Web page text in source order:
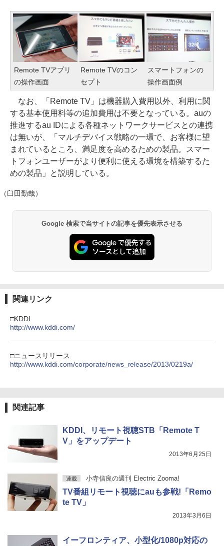
Remote TVアプリ
の操作画面
Remote TVのコン
セプト
スマートフォンの
操作画面例
なお、「Remote TV」は機器購入費用以外、利用に関
する基本使用料等の追加費用は不要となっている。auの
推進するau IDによる各種ネットワークサービスとの連携
は無いが、「マルチデバイス戦略の一環で、お客様に望
まれているところ、満足度を高めるための製品。スマー
トフォンユーザーがより便利に使える環境を構築するた
めの製品」と説明している。
（臼田勤哉）
Google 検索で当サイトの記事を優先表示させる
関連リンク
□KDDI
http://www.kddi.com/
□ニュースリリース
http://www.kddi.com/corporate/news_release/2013/0219a/
関連記事
KDDI、リモート視聴STB「Remote T
V」をアップデート
2013年6月25日
連載 小寺信良の週刊 Electric Zooma!
TV番組リモート視聴にauも参戦!「Remo
te TV」
2013年3月6日
イーフロンティア、小型化/1080p対応の